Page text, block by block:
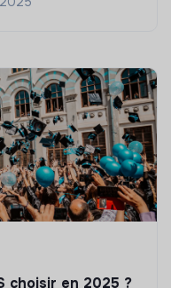
choisir en 2025 ?